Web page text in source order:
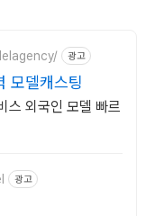
광고
모델캐스팅
스 외국인 모델 빠르
광고